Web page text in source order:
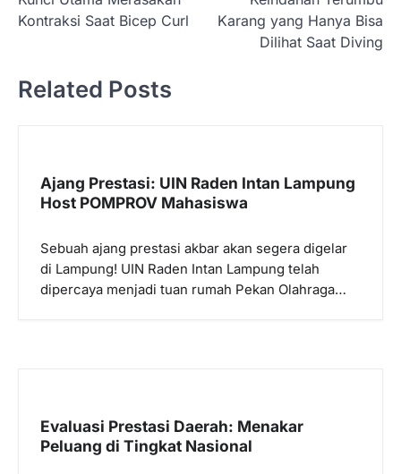
v
a
Kontraksi Saat Bicep Curl
Karang yang Hanya Bisa
Dilihat Saat Diving
Related Posts
Ajang Prestasi: UIN Raden Intan Lampung
Host POMPROV Mahasiswa
Sebuah ajang prestasi akbar akan segera digelar
di Lampung! UIN Raden Intan Lampung telah
dipercaya menjadi tuan rumah Pekan Olahraga…
Evaluasi Prestasi Daerah: Menakar
Peluang di Tingkat Nasional